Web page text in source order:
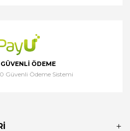
ÖDEME
Güvenli Ödeme Sistemi